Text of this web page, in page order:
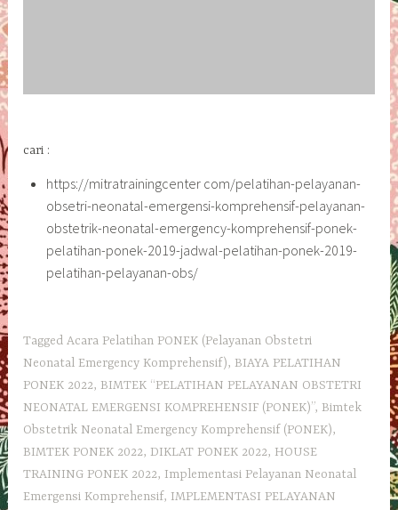
cari :
https://mitratrainingcenter com/pelatihan-pelayanan-
obsetri-neonatal-emergensi-komprehensif-pelayanan-
obstetrik-neonatal-emergency-komprehensif-ponek-
pelatihan-ponek-2019-jadwal-pelatihan-ponek-2019-
pelatihan-pelayanan-obs/
TaggedAcara Pelatihan PONEK (Pelayanan Obstetri
Neonatal Emergency Komprehensif), BIAYA PELATIHAN
PONEK 2022, BIMTEK “PELATIHAN PELAYANAN OBSTETRI
NEONATAL EMERGENSI KOMPREHENSIF (PONEK)”, Bimtek
Obstetrik Neonatal Emergency Komprehensif (PONEK),
BIMTEK PONEK 2022,DIKLAT PONEK 2022, HOUSE
TRAINING PONEK 2022, Implementasi Pelayanan Neonatal
Emergensi Komprehensif, IMPLEMENTASI PELAYANAN